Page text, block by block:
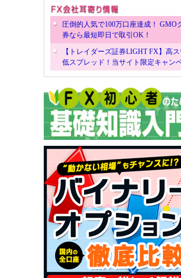
圧倒的人気で100万口座達成！ GMO
券なら最短即日で取引OK！
【トレイダーズ証券LIGHT FX】高
低スプレッド！当サイト限定キャン